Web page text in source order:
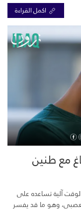
اكمل القراءة
مع طنين
آلية تساعده على
وهو ما قد يفسر